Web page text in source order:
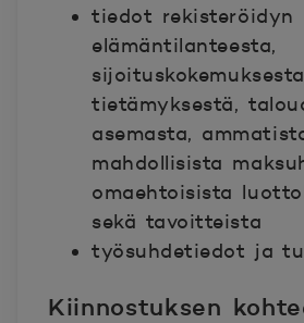
tiedot rekisteröidyn
elämäntilanteesta,
tietämyksestä,
asemasta,
mahdollisista
omaehtoisista
sekä tavoitteista
työsuhdetiedot ja
Kiinnostuksen